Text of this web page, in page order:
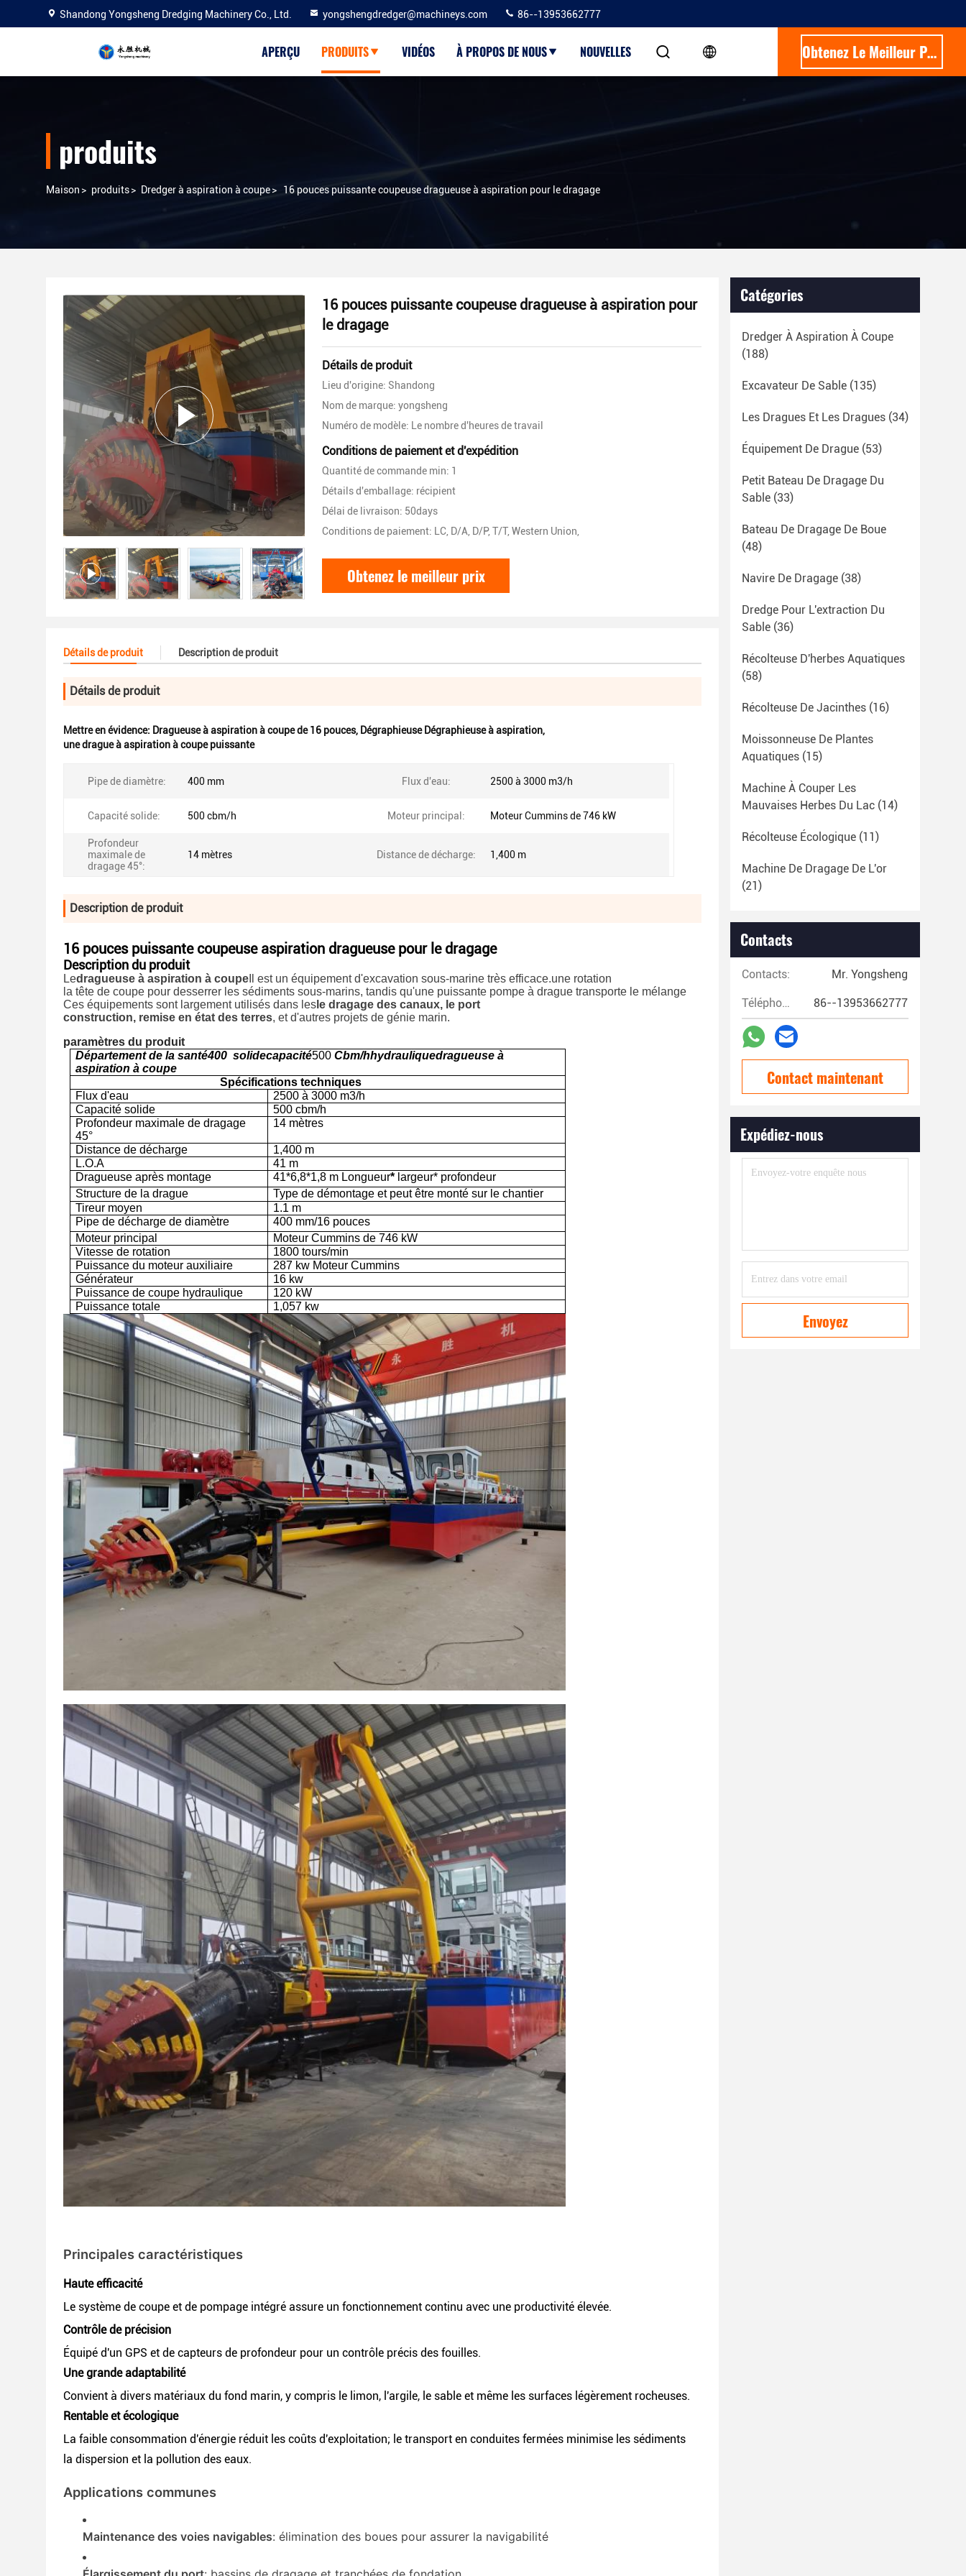
Shandong Yongsheng Dredging Machinery Co., Ltd. yongshengdredger@machineys.com 86--13953662777
APERÇU PRODUITS VIDÉOS À PROPOS DE NOUS NOUVELLES Obtenez Le Meilleur Prix
produits
Maison > produits> Dredger à aspiration à coupe> 16 pouces puissante coupeuse dragueuse à aspiration pour le dragage
16 pouces puissante coupeuse dragueuse à aspiration pour
le dragage
Détails de produit
Lieu d'origine: Shandong
Nom de marque: yongsheng
Numéro de modèle: Le nombre d'heures de travail
Conditions de paiement et d'expédition
Quantité de commande min: 1
Détails d'emballage: récipient
Délai de livraison: 50days
Conditions de paiement: LC, D/A, D/P, T/T, Western Union,
Obtenez le meilleur prix
Détails de produit Description de produit
Détails de produit
Mettre en évidence: Dragueuse à aspiration à coupe de 16 pouces, Dégraphieuse Dégraphieuse à aspiration,
une drague à aspiration à coupe puissante
Pipe de diamètre: 400 mm Flux d'eau: 2500 à 3000 m3/h
Capacité solide: 500 cbm/h Moteur principal: Moteur Cummins de 746 kW
Profondeur
maximale de
dragage 45°:
14 mètres Distance de décharge: 1,400 m
Description de produit
16 pouces puissante coupeuse aspiration dragueuse pour le dragage
Description du produit
Ledragueuse à aspiration à coupe Il est un équipement d'excavation sous-marine très efficace.une rotation
la tête de coupe pour desserrer les sédiments sous-marins, tandis qu'une puissante pompe à drague transporte le mélange
Ces équipements sont largement utilisés dans les le dragage des canaux, le port
construction, remise en état des terres, et d'autres projets de génie marin.
paramètres du produit
Département de la santé400 solidecapacité500 Cbm/hhydrauliquedragueuse à
aspiration à coupe
Spécifications techniques
Flux d'eau
2500 à 3000 m3/h
Capacité solide
500 cbm/h
Profondeur maximale de dragage
45°
14 mètres
Distance de décharge
1,400 m
L.O.A
41 m
Dragueuse après montage
41*6,8*1,8 m Longueur* largeur* profondeur
Structure de la drague
Type de démontage et peut être monté sur le chantier
Tireur moyen
1.1 m
Pipe de décharge de diamètre
400 mm/16 pouces
Moteur principal
Moteur Cummins de 746 kW
Vitesse de rotation
1800 tours/min
Puissance du moteur auxiliaire
287 kw Moteur Cummins
Générateur
16 kw
Puissance de coupe hydraulique
120 kW
Puissance totale
1,057 kw
Principales caractéristiques
Haute efficacité
Le système de coupe et de pompage intégré assure un fonctionnement continu avec une productivité élevée.
Contrôle de précision
Équipé d'un GPS et de capteurs de profondeur pour un contrôle précis des fouilles.
Une grande adaptabilité
Convient à divers matériaux du fond marin, y compris le limon, l'argile, le sable et même les surfaces légèrement rocheuses.
Rentable et écologique
La faible consommation d'énergie réduit les coûts d'exploitation; le transport en conduites fermées minimise les sédiments
la dispersion et la pollution des eaux.
Applications communes
Maintenance des voies navigables: élimination des boues pour assurer la navigabilité
Catégories
Dredger À Aspiration À Coupe
(188)
Excavateur De Sable (135)
Les Dragues Et Les Dragues (34)
Équipement De Drague (53)
Petit Bateau De Dragage Du
Sable (33)
Bateau De Dragage De Boue
(48)
Navire De Dragage (38)
Dredge Pour L'extraction Du
Sable (36)
Récolteuse D'herbes Aquatiques
(58)
Récolteuse De Jacinthes (16)
Moissonneuse De Plantes
Aquatiques (15)
Machine À Couper Les
Mauvaises Herbes Du Lac (14)
Récolteuse Écologique (11)
Machine De Dragage De L'or
(21)
Contacts
Contacts: Mr. Yongsheng
Téléphone: 86--13953662777
Contact maintenant
Expédiez-nous
Envoyez